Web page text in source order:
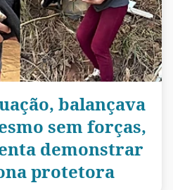
balançava
sem forças,
demonstrar
protetora